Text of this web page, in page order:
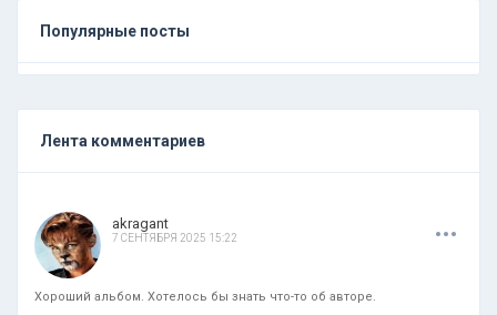
Популярные посты
Лента комментариев
akragant
7 СЕНТЯБРЯ 2025 15:22 ...
Хороший альбом. Хотелось бы знать что-то об авторе.